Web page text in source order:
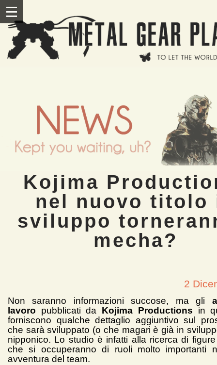
Kojima
nel nuovo titolo
sviluppo
mecha?
III
2
Non saranno informazioni succose, ma gli
lavoro pubblicati da Kojima Productions in
forniscono qualche dettaglio aggiuntivo sul
che sarà sviluppato (o che magari è già in
nipponico. Lo studio è infatti alla ricerca di
che si occuperanno di ruoli molto importanti
avventura del team.